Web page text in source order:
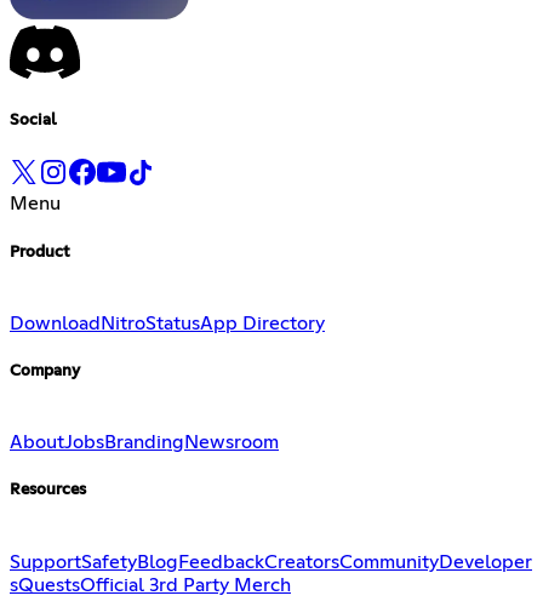
Social
Menu
Product
Download NitroStatusApp Directory
Company
AboutJobsBranding Newsroom
Resources
SupportSafetyBlogFeedbackCreatorsCommunityDeveloper
sQuestsOfficial 3rd Party Merch